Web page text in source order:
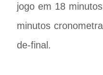
jogo em 18
minutos
de-final.